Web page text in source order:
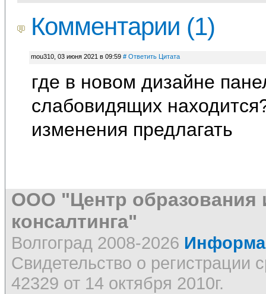
Комментарии (1)
mou310, 03 июня 2021 в 09:59 # Ответить Цитата
где в новом дизайне
слабовидящих
изменения предлагать
ООО "Центр образования
консалтинга"
Волгоград 2008-2026
Свидетельство о
42329 от 14 октября 2010г.